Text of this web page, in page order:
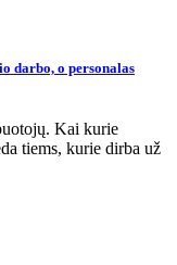
darbo, o personalas
Kai kurie
tiems, kurie dirba už